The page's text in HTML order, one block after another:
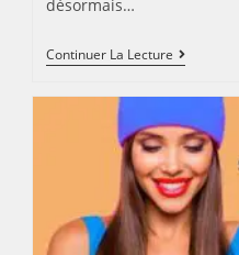
désormais…
Continuer La Lecture Instagram
Shop
Désormais